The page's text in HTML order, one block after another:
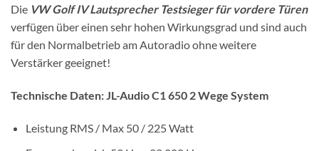
Die VW Golf IV Lautsprecher Testsieger für vordere Türen
verfügen über einen sehr hohen Wirkungsgrad und sind auch
für den Normalbetrieb am Autoradio ohne weitere
Verstärker geeignet!
Technische Daten: JL-Audio C1 650 2 Wege System
Leistung RMS / Max 50 / 225 Watt